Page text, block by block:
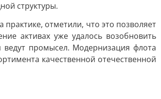
структуры.
отметили, что это позволяет
активах уже удалось возобновить
промысел. Модернизация флота
качественной отечественной